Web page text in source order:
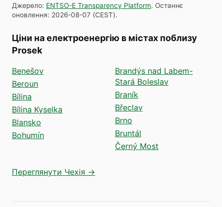
Джерело: ENTSO-E Transparency Platform. Останнє
оновлення: 2026-08-07 (CEST).
Ціни на електроенергію в містах поблизу
Prosek
Benešov
Beroun
Bílina
Bílina Kyselka
Blansko
Bohumín
Brandýs nad Labem-
Stará Boleslav
Braník
Břeclav
Brno
Bruntál
Černý Most
Переглянути Чехія →